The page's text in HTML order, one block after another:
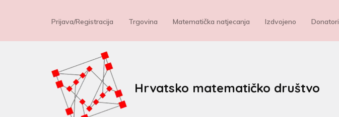
Prijava/Registracija Trgovina Matematička natjecanja Izdvojeno Donatori
Hrvatsko matematičko društvo